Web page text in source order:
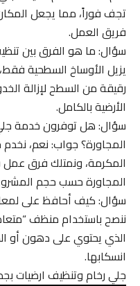
تجف فوراً، مما يجعل المكان
فريق العمل.
سؤال: ما هو الفرق بين تنظيف
يزيل الأوساخ السطحية
رقيقة من السطح لإزالة
الأرضية بالكامل.
سؤال: هل توفرون خدمة جلي
المجاورة؟ جواب: نعم، نخدم
المكرمة، ونمتلك فرق عمل
المجاورة حسب حجم المشروع.
سؤال: كيف أحافظ على لمعان
الذي يحتوي على دهون أو
انسكابها.
جلي رخام وتنظيف ارضيات بجدة –